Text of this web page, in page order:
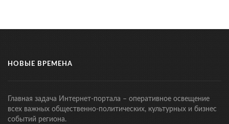
НОВЫЕ ВРЕМЕНА
Главная задача Интернет-портала – оперативное освещение
всех важных общественно-политических, культурных и бизнес
событий региона.